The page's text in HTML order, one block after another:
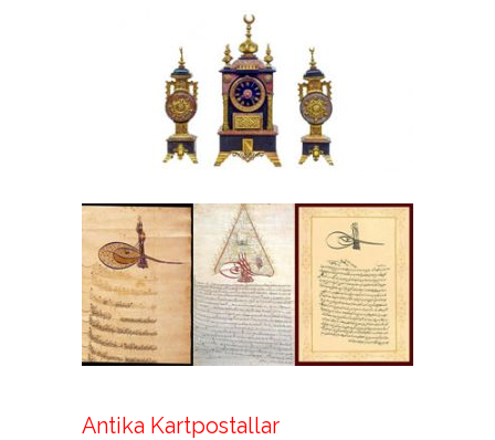
Antika Kartpostallar